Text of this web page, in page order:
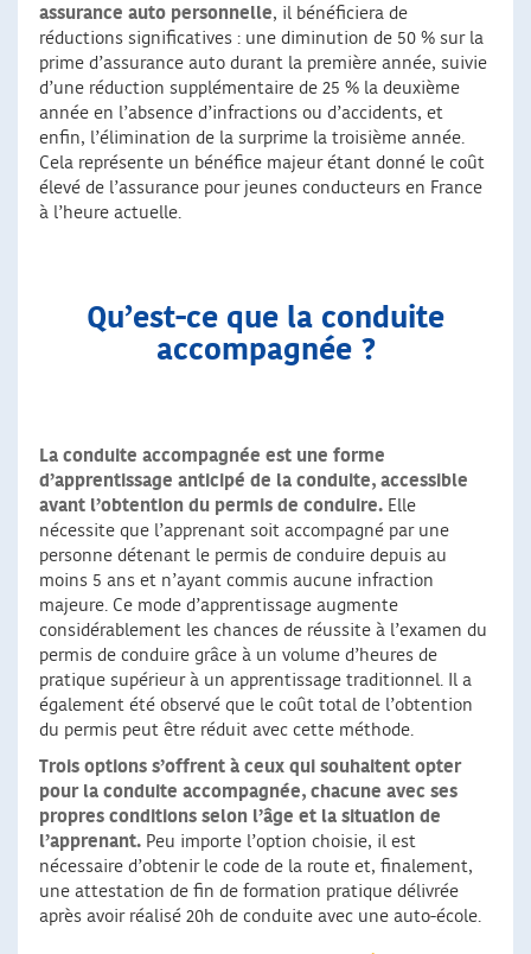
assurance auto personnelle, il bénéficiera de
réductions significatives : une diminution de 50 % sur la
prime d’assurance auto durant la première année, suivie
d’une réduction supplémentaire de 25 % la deuxième
année en l’absence d’infractions ou d’accidents, et
enfin, l’élimination de la surprime la troisième année.
Cela représente un bénéfice majeur étant donné le coût
élevé de l’assurance pour jeunes conducteurs en France
à l’heure actuelle.
Qu’est-ce que la conduite
accompagnée ?
La conduite accompagnée est une forme
d’apprentissage anticipé de la conduite, accessible
avant l’obtention du permis de conduire. Elle
nécessite que l’apprenant soit accompagné par une
personne détenant le permis de conduire depuis au
moins 5 ans et n’ayant commis aucune infraction
majeure. Ce mode d’apprentissage augmente
considérablement les chances de réussite à l’examen du
permis de conduire grâce à un volume d’heures de
pratique supérieur à un apprentissage traditionnel. Il a
également été observé que le coût total de l’obtention
du permis peut être réduit avec cette méthode.
Trois options s’offrent à ceux qui souhaitent opter
pour la conduite accompagnée, chacune avec ses
propres conditions selon l’âge et la situation de
l’apprenant. Peu importe l’option choisie, il est
nécessaire d’obtenir le code de la route et, finalement,
une attestation de fin de formation pratique délivrée
après avoir réalisé 20h de conduite avec une auto-école.